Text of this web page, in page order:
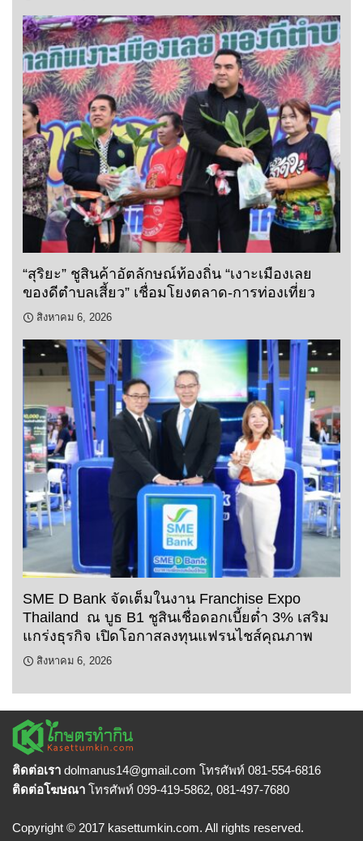
“สุริยะ” ชูสินค้าอัตลักษณ์ท้องถิ่น “เงาะเมืองเลย
ของดีตำบลเสี้ยว” เชื่อมโยงตลาด-การท่องเที่ยว
สิงหาคม 6, 2026
SME D Bank จัดเต็มในงาน Franchise Expo
Thailand ณ บูธ B1 ชูสินเชื่อดอกเบี้ยต่ำ 3% เสริม
แกร่งธุรกิจ เปิดโอกาสลงทุนแฟรนไชส์คุณภาพ
สิงหาคม 6, 2026
ติดต่อเรา dolmanus14@gmail.com โทรศัพท์ 081-554-6816
ติดต่อโฆษณา โทรศัพท์ 099-419-5862, 081-497-7680
Copyright © 2017 kasettumkin.com. All rights reserved.